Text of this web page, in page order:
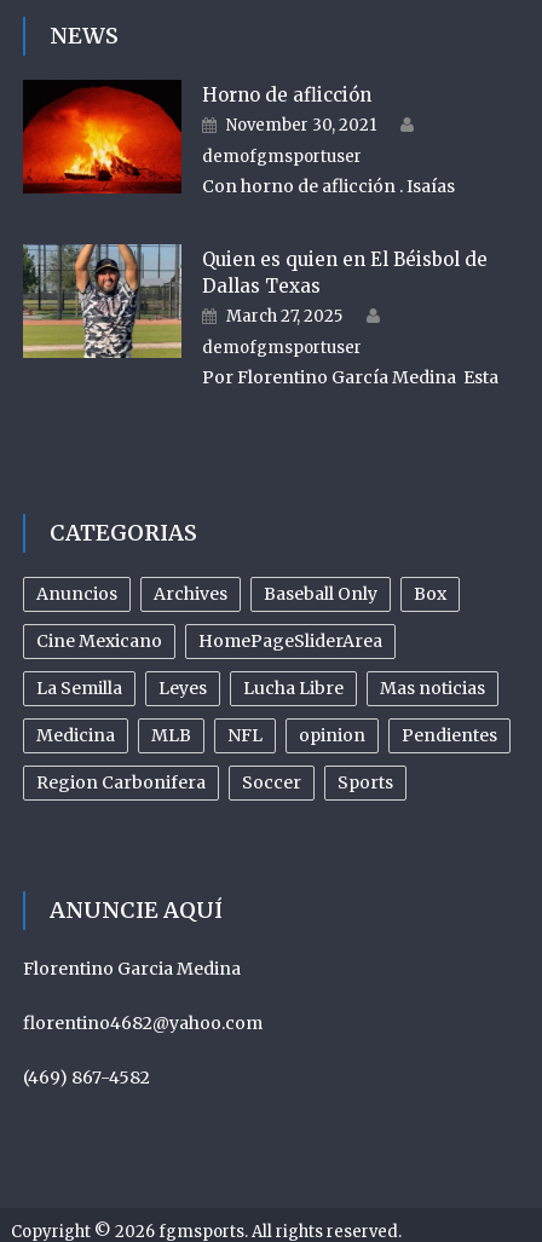
NEWS
Horno de aflicción
Posted on
November 30, 2021
demofgmsportuser
Con horno de aflicción . Isaías
Quien es quien en El Béisbol de
Dallas Texas
Posted on
March 27, 2025
demofgmsportuser
Por Florentino García Medina Esta
CATEGORIAS
Anuncios Archives Baseball Only Box
Cine Mexicano HomePageSliderArea
La Semilla Leyes Lucha Libre Mas noticias
Medicina MLB NFL opinion Pendientes
Region Carbonifera Soccer Sports
ANUNCIE AQUÍ
Florentino Garcia Medina
florentino4682@yahoo.com
(469) 867-4582
Copyright © 2026fgmsports. All rights reserved.